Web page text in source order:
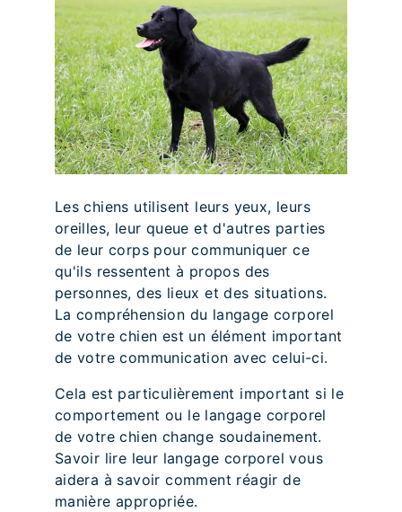
Les chiens utilisent leurs yeux, leurs
oreilles, leur queue et d'autres parties
de leur corps pour communiquer ce
qu'ils ressentent à propos des
personnes, des lieux et des situations.
La compréhension du langage corporel
de votre chien est un élément important
de votre communication avec celui-ci.
Cela est particulièrement important si le
comportement ou le langage corporel
de votre chien change soudainement.
Savoir lire leur langage corporel vous
aidera à savoir comment réagir de
manière appropriée.